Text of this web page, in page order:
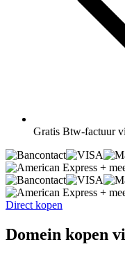
Gratis Btw-factuur
+
+
Direct kopen
Domein kopen